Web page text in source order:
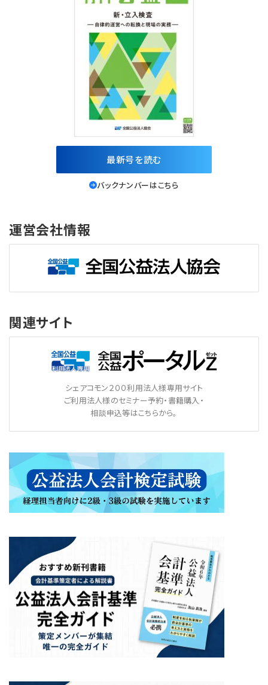
最新号を読む
バックナンバーはこちら
運営会社情報
関連サイト
シェアコモン２００利用法人様専用サイト
ご利用法人様のセミナー予約・書籍購入・
相談申込等はこちらから。